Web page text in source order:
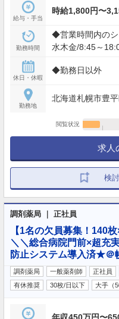
給与・手当
時給1,800円〜
勤務時間
◆営業時間内のシ
水木金/8:45～
休日・休暇
◆勤務日以外
勤務地
北海道札幌市豊
閲覧状況
求人
検
調剤薬局 ｜ 正社員
【1名の欠員募集！140
＼＼総合病院門前×超充
防止システム導入済★＠
調剤薬局 一般薬剤師 正社員
有休推奨
30枚/日以下 大手（